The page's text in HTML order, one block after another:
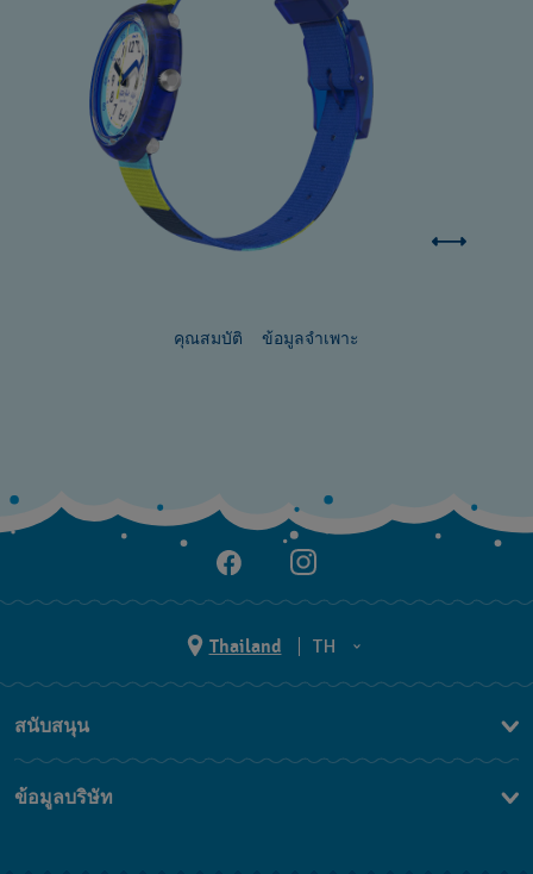
คุณสมบัติ ข้อมูลจำเพาะ
Thailand
TH
TH
สนับสนุน
ข้อมูลบริษัท